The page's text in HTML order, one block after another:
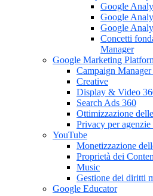
Google
Google
Google
Concetti
Manager
Google Marketing
Campaign
Creative
Display & Video
Search Ads 360
Ottimizzazione
Privacy per agenzie
YouTube
Monetizzazione
Proprietà dei
Music
Gestione dei diritti
Google Educator